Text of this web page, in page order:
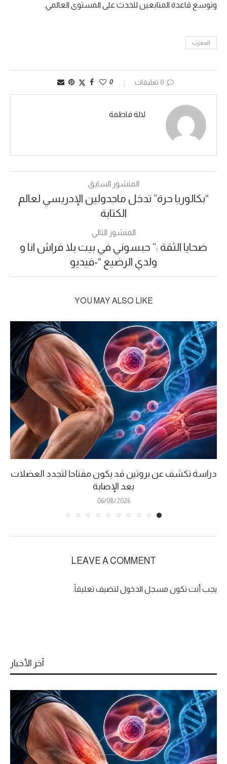
وتوسع قاعدة المتابعين للحدث على المستوى العالمي.
المغرب
0 تعليقات 0
لالة فاطمة
المنشور السابق
“بكالوريا حرة” تدخل ماجدولين الإدريسي لعالم
الكتابة
المنشور التالي
ضحايا الثقة :” حبسوني في بيت بلا فراش انا و
ولدي الرضيع “-فيديو
YOU MAY ALSO LIKE
دراسة تكشف عن بروتين قد يكون مفتاحا لتجدد العضلات
بعد الإصابة
06/08/2026
LEAVE A COMMENT
يجب أنت تكون مسجل الدخول لتضيف تعليقاً.
آخر الأخبار